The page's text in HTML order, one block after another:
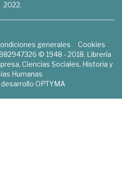
2022.
generales
Cookies
© 1948 - 2018. Librería
Ciencias Sociales, Historia y
Humanas
desarrollo OPTYMA